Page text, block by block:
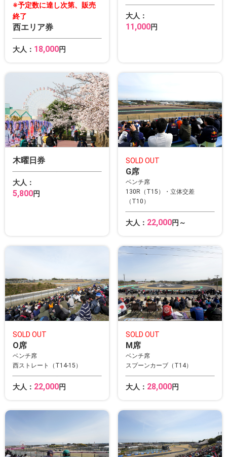
※予定数に達し次第、販売
終了
西エリア券
大人： 18,000円
大人：
11,000円
木曜日券
大人：
5,800円
SOLD OUT
G席
ベンチ席
130R（T15）・立体交差
（T10）
大人： 22,000円～
SOLD OUT
O席
ベンチ席
西ストレート（T14-15）
大人： 22,000円
SOLD OUT
M席
ベンチ席
スプーンカーブ（T14）
大人： 28,000円